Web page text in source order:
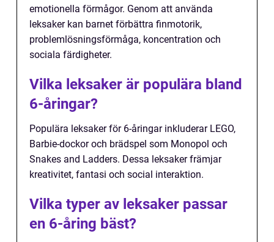
emotionella förmågor. Genom att använda
leksaker kan barnet förbättra finmotorik,
problemlösningsförmåga, koncentration och
sociala färdigheter.
Vilka leksaker är populära bland
6-åringar?
Populära leksaker för 6-åringar inkluderar LEGO,
Barbie-dockor och brädspel som Monopol och
Snakes and Ladders. Dessa leksaker främjar
kreativitet, fantasi och social interaktion.
Vilka typer av leksaker passar
en 6-åring bäst?